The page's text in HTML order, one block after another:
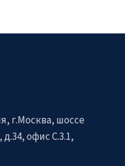
г.Москва, шоссе
офис C.3.1,